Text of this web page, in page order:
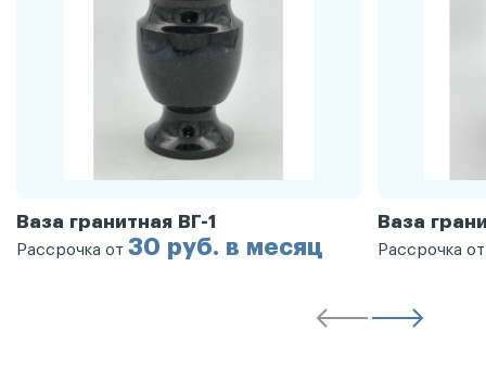
Ваза гранитная ВГ-1
Рассрочка от 30 руб. в месяц
Ваза
Рассрочка